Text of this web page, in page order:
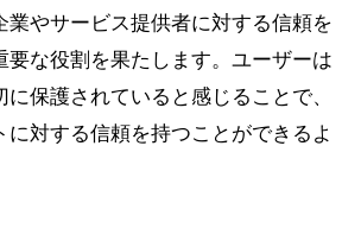
業やサービス提供者に対する信頼を
要な役割を果たします。ユーザーは
に保護されていると感じることで、
に対する信頼を持つことができるよ